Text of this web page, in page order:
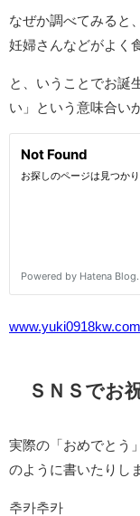
なぜか調べてみると
妊婦さんなどがよく
と、いうことでお誕
い」という意味合い
www.yuki0918kw.com
ＳＮＳでお
実際の「おめでとう
のように書いたりし
추카추카